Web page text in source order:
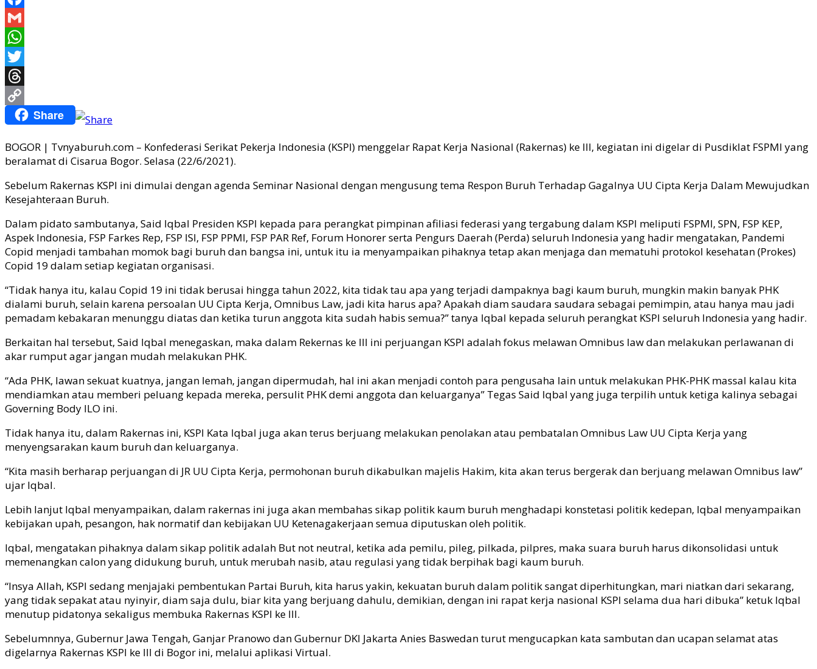
Facebook
Gmail
WhatsApp
Twitter
Threads
Copy Share
BOGOR | Tvnyaburuh.com – Konfederasi Serikat Pekerja Indonesia (KSPI) menggelar Rapat Kerja Nasional (Rakernas) ke III, kegiatan ini digelar di Pusdiklat FSPMI yang
beralamat di Cisarua Bogor. Selasa (22/6/2021).
Sebelum Rakernas KSPI ini dimulai dengan agenda Seminar Nasional dengan mengusung tema Respon Buruh Terhadap Gagalnya UU Cipta Kerja Dalam Mewujudkan
Kesejahteraan Buruh.
Dalam pidato sambutanya, Said Iqbal Presiden KSPI kepada para perangkat pimpinan afiliasi federasi yang tergabung dalam KSPI meliputi FSPMI, SPN, FSP KEP,
Aspek Indonesia, FSP Farkes Rep, FSP ISI, FSP PPMI, FSP PAR Ref, Forum Honorer serta Pengurs Daerah (Perda) seluruh Indonesia yang hadir mengatakan, Pandemi
Copid menjadi tambahan momok bagi buruh dan bangsa ini, untuk itu ia menyampaikan pihaknya tetap akan menjaga dan mematuhi protokol kesehatan (Prokes)
Copid 19 dalam setiap kegiatan organisasi.
“Tidak hanya itu, kalau Copid 19 ini tidak berusai hingga tahun 2022, kita tidak tau apa yang terjadi dampaknya bagi kaum buruh, mungkin makin banyak PHK
dialami buruh, selain karena persoalan UU Cipta Kerja, Omnibus Law, jadi kita harus apa? Apakah diam saudara saudara sebagai pemimpin, atau hanya mau jadi
pemadam kebakaran menunggu diatas dan ketika turun anggota kita sudah habis semua?” tanya Iqbal kepada seluruh perangkat KSPI seluruh Indonesia yang hadir.
Berkaitan hal tersebut, Said Iqbal menegaskan, maka dalam Rekernas ke III ini perjuangan KSPI adalah fokus melawan Omnibus law dan melakukan perlawanan di
akar rumput agar jangan mudah melakukan PHK.
“Ada PHK, lawan sekuat kuatnya, jangan lemah, jangan dipermudah, hal ini akan menjadi contoh para pengusaha lain untuk melakukan PHK-PHK massal kalau kita
mendiamkan atau memberi peluang kepada mereka, persulit PHK demi anggota dan keluarganya” Tegas Said Iqbal yang juga terpilih untuk ketiga kalinya sebagai
Governing Body ILO ini.
Tidak hanya itu, dalam Rakernas ini, KSPI Kata Iqbal juga akan terus berjuang melakukan penolakan atau pembatalan Omnibus Law UU Cipta Kerja yang
menyengsarakan kaum buruh dan keluarganya.
“Kita masih berharap perjuangan di JR UU Cipta Kerja, permohonan buruh dikabulkan majelis Hakim, kita akan terus bergerak dan berjuang melawan Omnibus law”
ujar Iqbal.
Lebih lanjut Iqbal menyampaikan, dalam rakernas ini juga akan membahas sikap politik kaum buruh menghadapi konstetasi politik kedepan, Iqbal menyampaikan
kebijakan upah, pesangon, hak normatif dan kebijakan UU Ketenagakerjaan semua diputuskan oleh politik.
Iqbal, mengatakan pihaknya dalam sikap politik adalah But not neutral, ketika ada pemilu, pileg, pilkada, pilpres, maka suara buruh harus dikonsolidasi untuk
memenangkan calon yang didukung buruh, untuk merubah nasib, atau regulasi yang tidak berpihak bagi kaum buruh.
“Insya Allah, KSPI sedang menjajaki pembentukan Partai Buruh, kita harus yakin, kekuatan buruh dalam politik sangat diperhitungkan, mari niatkan dari sekarang,
yang tidak sepakat atau nyinyir, diam saja dulu, biar kita yang berjuang dahulu, demikian, dengan ini rapat kerja nasional KSPI selama dua hari dibuka” ketuk Iqbal
menutup pidatonya sekaligus membuka Rakernas KSPI ke III.
Sebelumnnya, Gubernur Jawa Tengah, Ganjar Pranowo dan Gubernur DKI Jakarta Anies Baswedan turut mengucapkan kata sambutan dan ucapan selamat atas
digelarnya Rakernas KSPI ke III di Bogor ini, melalui aplikasi Virtual.